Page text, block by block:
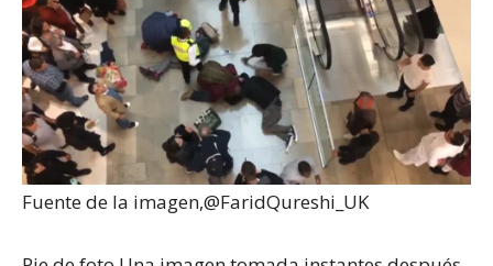
Fuente de la imagen,@FaridQureshi_UK